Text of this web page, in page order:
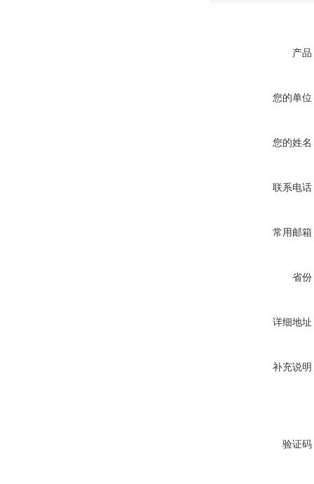
产品
您的单位
您的姓名
联系电话
常用邮箱
省份
详细地址
补充说明
验证码